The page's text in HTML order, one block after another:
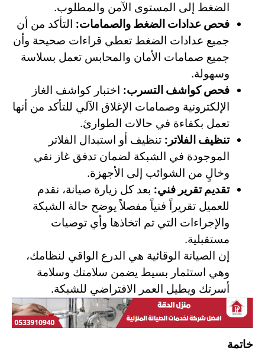
الضغط إلى المستوى الآمن والمطلوب.
فحص عدادات الضغط والصمامات: التأكد من أن
جميع عدادات الضغط تعطي قراءات صحيحة وأن
جميع صمامات الأمان والمحابس تعمل بسلاسة
وسهولة.
فحص كواشف التسرب: اختبار كواشف الغاز
الإلكترونية وصمامات الإغلاق الآلي للتأكد من أنها
تعمل بكفاءة في حالات الطوارئ.
تنظيف الفلاتر: تنظيف أو استبدال الفلاتر
الموجودة في الشبكة لضمان تدفق غاز نقي
وخالٍ من الشوائب إلى الأجهزة.
تقديم تقرير فني: بعد كل زيارة صيانة، نقدم
للعميل تقريراً فنياً مفصلاً يوضح حالة الشبكة
والإجراءات التي تم اتخاذها وأي توصيات
مستقبلية.
إن الصيانة الوقائية هي الدرع الواقي لنظامك،
وهي استثمار بسيط يضمن سلامتك وسلامة
أسرتك ويطيل العمر الافتراضي للشبكة.
خاتمة